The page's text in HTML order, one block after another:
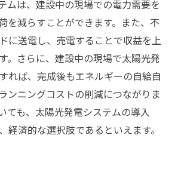
ムは、建設中の現場での電力需要を
を減らすことができます。また、不
に送電し、売電することで収益を上
。さらに、建設中の現場で太陽光発
れば、完成後もエネルギーの自給自
ンニングコストの削減につながりま
ても、太陽光発電システムの導入
経済的な選択肢であるといえます。